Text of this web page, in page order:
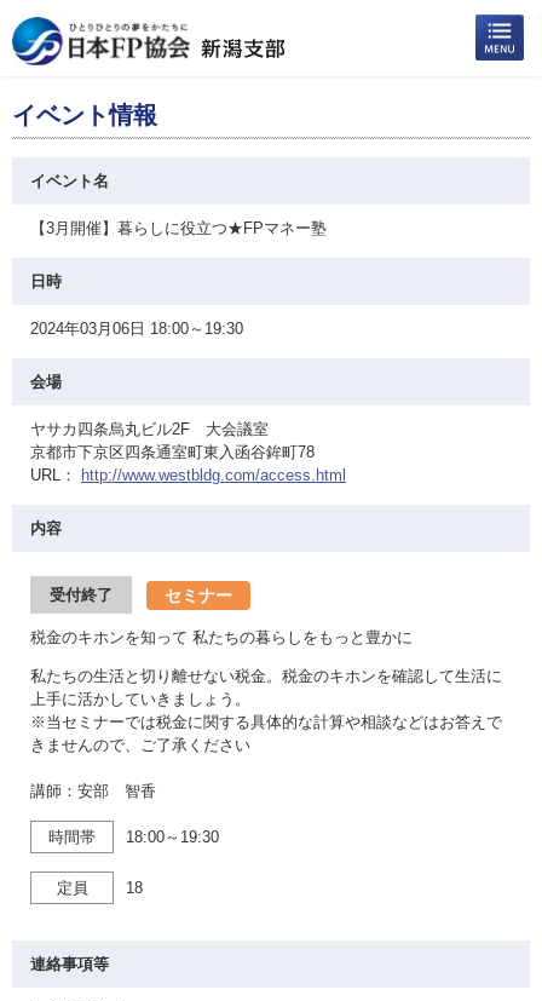
イベント情報
イベント名
【3月開催】暮らしに役立つ★FPマネー塾
日時
2024年03月06日 18:00～19:30
会場
ヤサカ四条烏丸ビル2F 大会議室
京都市下京区四条通室町東入函谷鉾町78
URL：
http://www.westbldg.com/access.html
内容
受付終了 セミナー
税金のキホンを知って 私たちの暮らしをもっと豊かに
私たちの生活と切り離せない税金。税金のキホンを確認して生活に
上手に活かしていきましょう。
※当セミナーでは税金に関する具体的な計算や相談などはお答えで
きませんので、ご了承ください
講師：安部 智香
時間帯 18:00～19:30
定員 18
連絡事項等